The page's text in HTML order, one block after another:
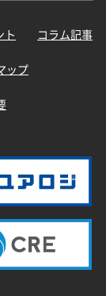
ト コラム記事
ップ